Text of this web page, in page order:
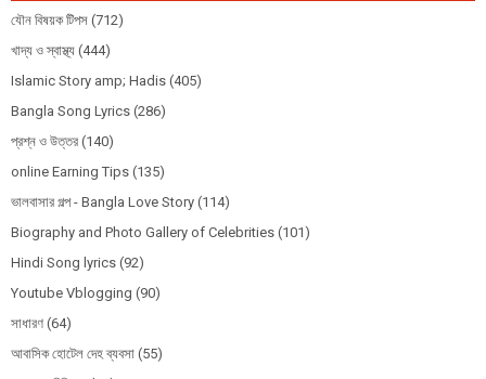
যৌন বিষয়ক টিপস (712)
খাদ্য ও স্বাস্থ্য (444)
Islamic Story amp; Hadis (405)
Bangla Song Lyrics (286)
প্রশ্ন ও উত্তর (140)
online Earning Tips (135)
ভালবাসার গল্প - Bangla Love Story (114)
Biography and Photo Gallery of Celebrities (101)
Hindi Song lyrics (92)
Youtube Vblogging (90)
সাধারণ (64)
আবাসিক হোটেল দেহ ব্যবসা (55)